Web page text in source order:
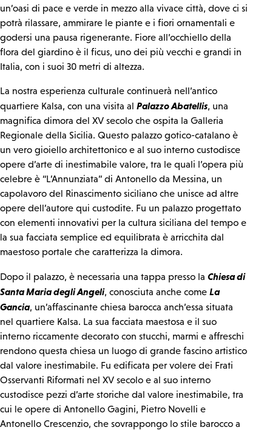
un’oasi di pace e verde in mezzo alla vivace città, dove ci si
potrà rilassare, ammirare le piante e i fiori ornamentali e
godersi una pausa rigenerante. Fiore all’occhiello della
flora del giardino è il ficus, uno dei più vecchi e grandi in
Italia, con i suoi 30 metri di altezza.
La nostra esperienza culturale continuerà nell’antico
quartiere Kalsa, con una visita al Palazzo Abatellis, una
magnifica dimora del XV secolo che ospita la Galleria
Regionale della Sicilia. Questo palazzo gotico-catalano è
un vero gioiello architettonico e al suo interno custodisce
opere d’arte di inestimabile valore, tra le quali l’opera più
celebre è “L’Annunziata” di Antonello da Messina, un
capolavoro del Rinascimento siciliano che unisce ad altre
opere dell’autore qui custodite. Fu un palazzo progettato
con elementi innovativi per la cultura siciliana del tempo e
la sua facciata semplice ed equilibrata è arricchita dal
maestoso portale che caratterizza la dimora.
Dopo il palazzo, è necessaria una tappa presso la Chiesa di
Santa Maria degli Angeli, conosciuta anche come La
Gancia, un’affascinante chiesa barocca anch’essa situata
nel quartiere Kalsa. La sua facciata maestosa e il suo
interno riccamente decorato con stucchi, marmi e affreschi
rendono questa chiesa un luogo di grande fascino artistico
dal valore inestimabile. Fu edificata per volere dei Frati
Osservanti Riformati nel XV secolo e al suo interno
custodisce pezzi d’arte storiche dal valore inestimabile, tra
cui le opere di Antonello Gagini, Pietro Novelli e
Antonello Crescenzio, che sovrappongo lo stile barocco a